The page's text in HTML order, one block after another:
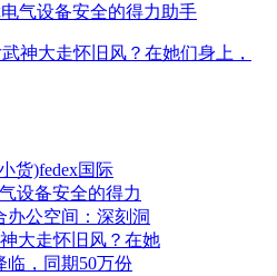
气设备安全的得力助手
神大走怀旧风？在她们身上，
货)fedex国际
设备安全的得力
办公空间：深刻洞
大走怀旧风？在她
临，同期50万份